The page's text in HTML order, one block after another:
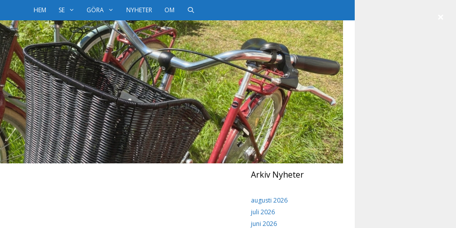
HEM SE GÖRA NYHETER OM
Arkiv Nyheter
augusti 2026
juli 2026
juni 2026